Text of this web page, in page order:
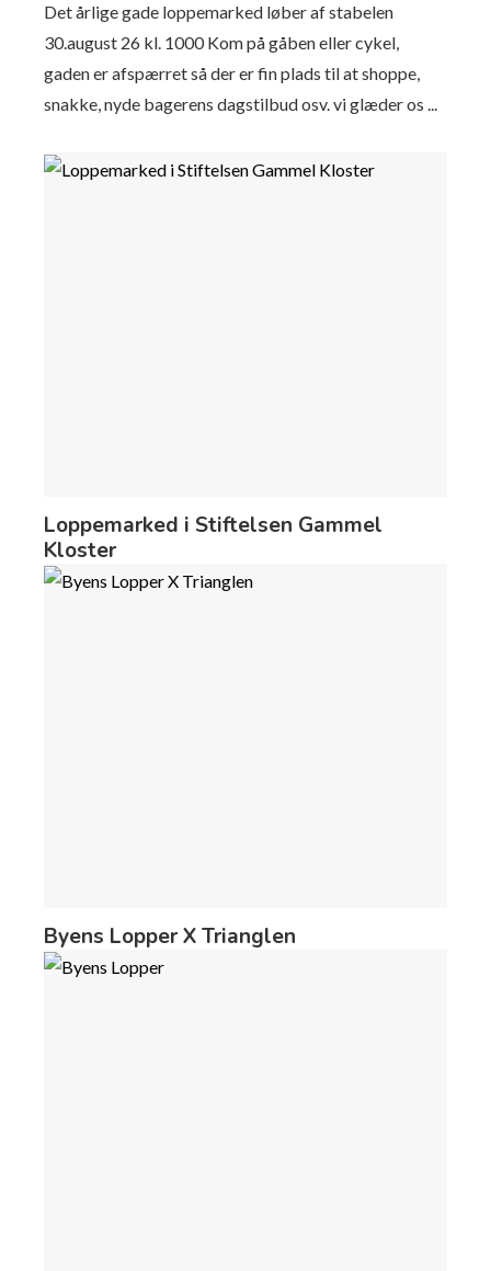
Det årlige gade loppemarked løber af stabelen
30.august 26 kl. 1000 Kom på gåben eller cykel,
gaden er afspærret så der er fin plads til at shoppe,
snakke, nyde bagerens dagstilbud osv. vi glæder os ...
Loppemarked i Stiftelsen Gammel
Kloster
Byens Lopper X Trianglen